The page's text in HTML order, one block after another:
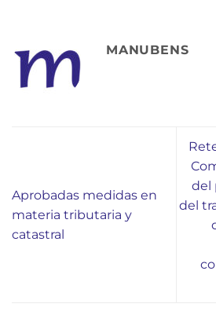
MANUBENS
Aprobadas medidas en
materia tributaria y
catastral
del
del